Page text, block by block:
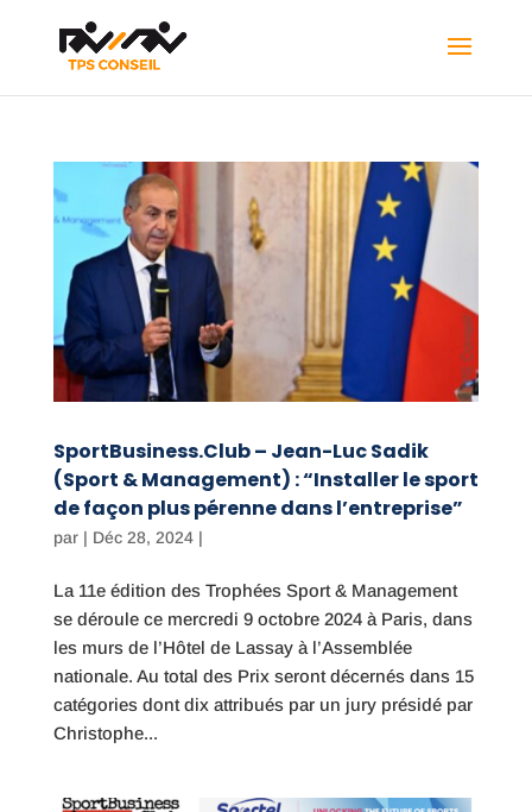
SportBusiness.Club – Jean-Luc Sadik
(Sport & Management) : “Installer le sport
de façon plus pérenne dans l’entreprise”
par | Déc 28, 2024|
La 11e édition des Trophées Sport & Management
se déroule ce mercredi 9 octobre 2024 à Paris, dans
les murs de l’Hôtel de Lassay à l’Assemblée
nationale. Au total des Prix seront décernés dans 15
catégories dont dix attribués par un jury présidé par
Christophe...